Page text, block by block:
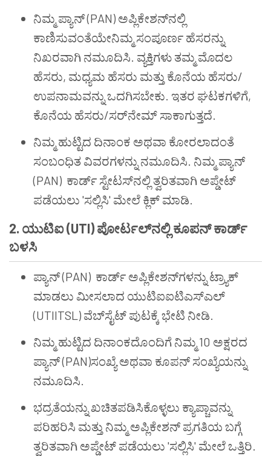
ನಿಮ್ಮ ಪ್ಯಾನ್ (PAN) ಅಪ್ಲಿಕೇಶನ್‌ನಲ್ಲಿ
ಕಾಣಿಸುವಂತೆಯೇನಿಮ್ಮ ಸಂಪೂರ್ಣ ಹೆಸರನ್ನು
ನಿಖರವಾಗಿ ನಮೂದಿಸಿ. ವ್ಯಕ್ತಿಗಳು ತಮ್ಮ ಮೊದಲ
ಹೆಸರು, ಮಧ್ಯಮ ಹೆಸರು ಮತ್ತು ಕೊನೆಯ ಹೆಸರು/
ಉಪನಾಮವನ್ನು ಒದಗಿಸಬೇಕು. ಇತರ ಘಟಕಗಳಿಗೆ,
ಕೊನೆಯ ಹೆಸರು/ಸರ್‌ನೇಮ್ ಸಾಕಾಗುತ್ತದೆ.
ನಿಮ್ಮ ಹುಟ್ಟಿದ ದಿನಾಂಕ ಅಥವಾ ಕೋರಲಾದಂತೆ
ಸಂಬಂಧಿತ ವಿವರಗಳನ್ನು ನಮೂದಿಸಿ. ನಿಮ್ಮ ಪ್ಯಾನ್
(PAN) ಕಾರ್ಡ್ ಸ್ಟೇಟಸ್‌ನಲ್ಲಿ ತ್ವರಿತವಾಗಿ ಅಪ್ಡೇಟ್
ಪಡೆಯಲು 'ಸಲ್ಲಿಸಿ' ಮೇಲೆ ಕ್ಲಿಕ್ ಮಾಡಿ.
2. ಯುಟಿಐ(UTI)ಪೋರ್ಟಲ್ನಲ್ಲಿಕೂಪನ್ಕಾರ್ಡ್
ಬಳಸಿ
ಪ್ಯಾನ್ (PAN) ಕಾರ್ಡ್ ಅಪ್ಲಿಕೇಶನ್‌ಗಳನ್ನು ಟ್ರ್ಯಾಕ್
ಮಾಡಲು ಮೀಸಲಾದ ಯುಟಿಐಐಟಿಎಸ್ಎಲ್
(UTIITSL) ವೆಬ್‌ಸೈಟ್ ಪುಟಕ್ಕೆ ಭೇಟಿ ನೀಡಿ.
ನಿಮ್ಮ ಹುಟ್ಟಿದ ದಿನಾಂಕದೊಂದಿಗೆ ನಿಮ್ಮ 10 ಅಕ್ಷರದ
ಪ್ಯಾನ್ (PAN)ಸಂಖ್ಯೆ ಅಥವಾ ಕೂಪನ್ ಸಂಖ್ಯೆಯನ್ನು
ನಮೂದಿಸಿ.
ಭದ್ರತೆಯನ್ನು ಖಚಿತಪಡಿಸಿಕೊಳ್ಳಲು ಕ್ಯಾಪ್ಚಾವನ್ನು
ಪರಿಹರಿಸಿ ಮತ್ತು ನಿಮ್ಮ ಅಪ್ಲಿಕೇಶನ್ ಪ್ರಗತಿಯ ಬಗ್ಗೆ
ತ್ವರಿತವಾಗಿ ಅಪ್ಡೇಟ್ ಪಡೆಯಲು 'ಸಲ್ಲಿಸಿ' ಮೇಲೆ ಒತ್ತಿರಿ.